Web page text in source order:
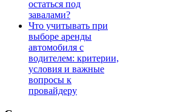
остаться под
завалами?
Что учитывать при
выборе аренды
автомобиля с
водителем: критерии,
условия и важные
вопросы к
провайдеру